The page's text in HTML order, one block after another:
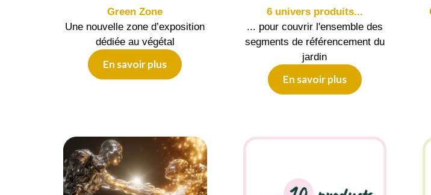
Green Zone
Une nouvelle zone d’exposition
dédiée au végétal
En savoir plus
6 univers produits...
... pour couvrir l'ensemble des
segments de référencement du
jardin
En savoir plus